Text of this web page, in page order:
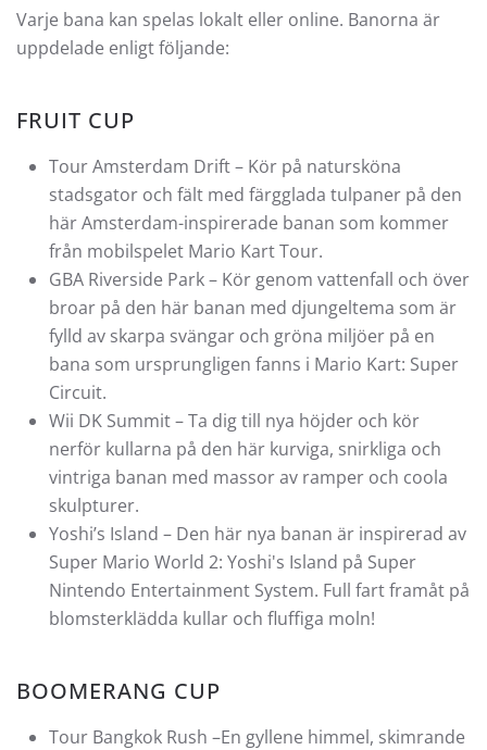
Varje bana kan spelas lokalt eller online. Banorna är
uppdelade enligt följande:
FRUIT CUP
Tour Amsterdam Drift – Kör på natursköna
stadsgator och fält med färgglada tulpaner på den
här Amsterdam-inspirerade banan som kommer
från mobilspelet Mario Kart Tour.
GBA Riverside Park – Kör genom vattenfall och över
broar på den här banan med djungeltema som är
fylld av skarpa svängar och gröna miljöer på en
bana som ursprungligen fanns i Mario Kart: Super
Circuit.
Wii DK Summit – Ta dig till nya höjder och kör
nerför kullarna på den här kurviga, snirkliga och
vintriga banan med massor av ramper och coola
skulpturer.
Yoshi’s Island – Den här nya banan är inspirerad av
Super Mario World 2: Yoshi's Island på Super
Nintendo Entertainment System. Full fart framåt på
blomsterklädda kullar och fluffiga moln!
BOOMERANG CUP
Tour Bangkok Rush –En gyllene himmel, skimrande